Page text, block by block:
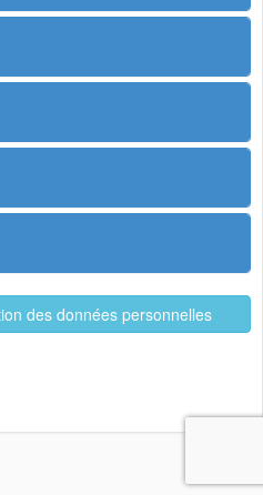
des données personnelles